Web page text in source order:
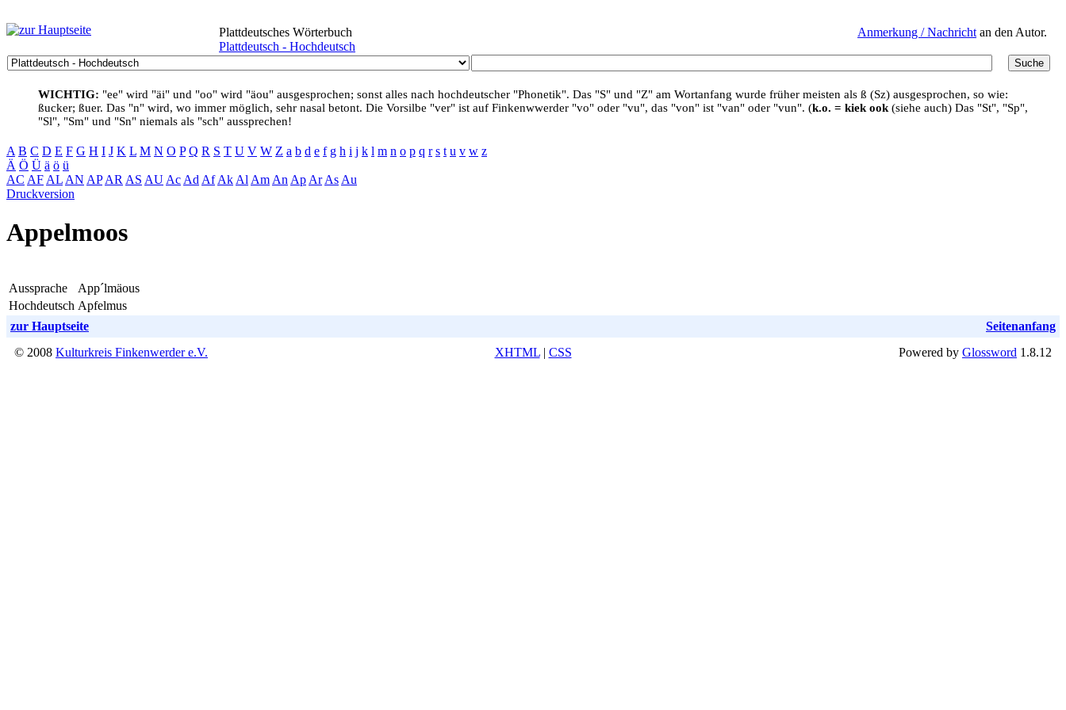
Anmerkung / Nachricht an den Autor.
Plattdeutsches Wörterbuch
Plattdeutsch - Hochdeutsch
WICHTIG: "ee" wird "äi" und "oo" wird "äou" ausgesprochen; sonst alles nach hochdeutscher "Phonetik". Das "S" und "Z" am Wortanfang wurde früher meisten als ß (Sz) ausgesprochen, so wie:
ßucker; ßuer. Das "n" wird, wo immer möglich, sehr nasal betont. Die Vorsilbe "ver" ist auf Finkenwwerder "vo" oder "vu", das "von" ist "van" oder "vun". (k.o. = kiek ook (siehe auch) Das "St", "Sp",
"Sl", "Sm" und "Sn" niemals als "sch" aussprechen!
A B C D E F G H I J K L M N O P Q R S T U V W Z a b d e f g h i j k l m n o p q r s t u v w z
Ä Ö Ü ä ö ü
AC AF AL AN AP AR AS AU Ac Ad Af Ak Al Am An Ap Ar As Au
Druckversion
Appelmoos
Aussprache
App´lmäous
Hochdeutsch Apfelmus
zur Hauptseite
Seitenanfang
© 2008 Kulturkreis Finkenwerder e.V. XHTML| CSS Powered by Glossword 1.8.12